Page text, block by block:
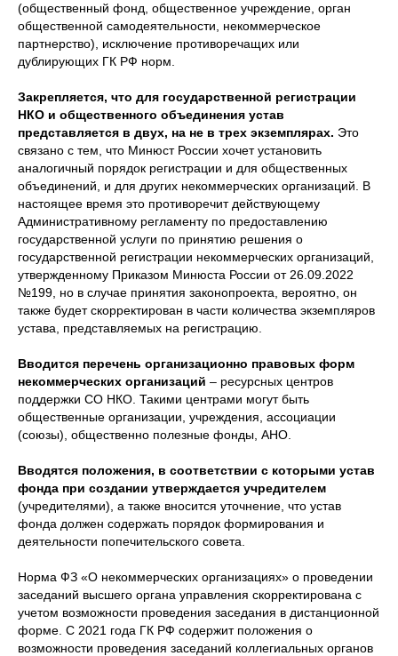
(общественный фонд, общественное учреждение, орган
общественной самодеятельности, некоммерческое
партнерство), исключение противоречащих или
дублирующих ГК РФ норм.
Закрепляется, что для государственной регистрации
НКО и общественного объединения устав
представляется в двух, на не в трех экземплярах. Это
связано с тем, что Минюст России хочет установить
аналогичный порядок регистрации и для общественных
объединений, и для других некоммерческих организаций. В
настоящее время это противоречит действующему
Административному регламенту по предоставлению
государственной услуги по принятию решения о
государственной регистрации некоммерческих организаций,
утвержденному Приказом Минюста России от 26.09.2022
№199, но в случае принятия законопроекта, вероятно, он
также будет скорректирован в части количества экземпляров
устава, представляемых на регистрацию.
Вводится перечень организационно правовых форм
некоммерческих организаций – ресурсных центров
поддержки СО НКО. Такими центрами могут быть
общественные организации, учреждения, ассоциации
(союзы), общественно полезные фонды, АНО.
Вводятся положения, в соответствии с которыми устав
фонда при создании утверждается учредителем
(учредителями), а также вносится уточнение, что устав
фонда должен содержать порядок формирования и
деятельности попечительского совета.
Норма ФЗ «О некоммерческих организациях» о проведении
заседаний высшего органа управления скорректирована с
учетом возможности проведения заседания в дистанционной
форме. С 2021 года ГК РФ содержит положения о
возможности проведения заседаний коллегиальных органов